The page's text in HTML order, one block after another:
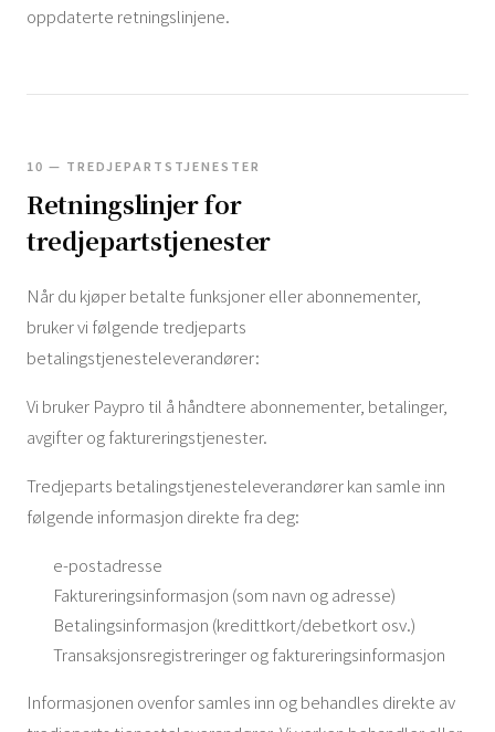
oppdaterte retningslinjene.
10 — TREDJEPARTSTJENESTER
Retningslinjer for
tredjepartstjenester
Når du kjøper betalte funksjoner eller abonnementer,
bruker vi følgende tredjeparts
betalingstjenesteleverandører:
Vi bruker Paypro til å håndtere abonnementer, betalinger,
avgifter og faktureringstjenester.
Tredjeparts betalingstjenesteleverandører kan samle inn
følgende informasjon direkte fra deg:
e-postadresse
Faktureringsinformasjon (som navn og adresse)
Betalingsinformasjon (kredittkort/debetkort osv.)
Transaksjonsregistreringer og faktureringsinformasjon
Informasjonen ovenfor samles inn og behandles direkte av